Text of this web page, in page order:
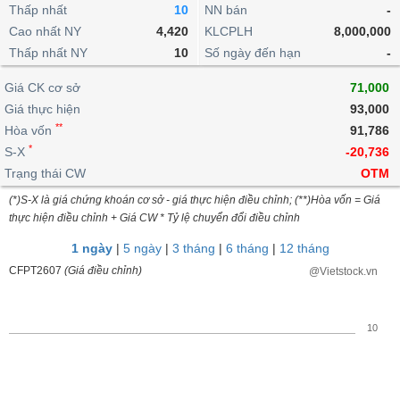
lỗ
dịch
nội
Niên
giám
Tài
liệu
cổ
Định
giá
ngoài
doanh
Top
cổ
phiếu
ngành
dịch
Chứng
quyền
quan
Thống
giao
dịch
Thống
giao
dịch
Tin
tức
Phân
tích
kỹ
thuật
trực
tuyến
Bộ
lọc
cổ
So
Vĩ
mô
lai
Chứng
quyền
Trái
phiếu
IR
Awards
tạo
Dịch
vụ
Thấp nhất
10
Cao nhất NY
4,420
Thấp nhất NY
10
NN bán
-
KLCPLH
8,000,000
Số ngày đến hạn
-
Giá CK cơ sở
71,000
Giá thực hiện
93,000
Hòa vốn **
91,786
S-X *
-20,736
Trạng thái CW
OTM
(*)S-X là giá chứng khoán cơ sở - giá thực hiện điều chỉnh; (**)Hòa vốn = Giá
thực hiện điều chỉnh + Giá CW * Tỷ lệ chuyển đổi điều chỉnh
1 ngày| 5 ngày| 3 tháng | 6 tháng | 12 tháng
CFPT2607 (Giá điều chỉnh) @Vietstock.vn
10
BẤT
ĐỘNG
SẢN
TÀI
CHÍNH
HÀNG